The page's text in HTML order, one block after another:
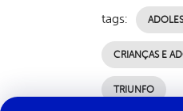
tags:
CRIANÇAS E
TRIUNFO